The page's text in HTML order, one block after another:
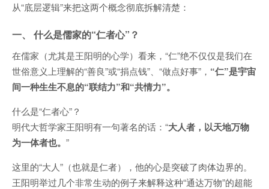
从“底层逻辑”来把这两个概念彻底拆解清楚：
一、 什么是儒家的“仁者心”？
在儒家（尤其是王阳明的心学）看来，“仁”绝不仅仅是我们在
世俗意义上理解的“善良”或“捐点钱”、“做点好事”， “仁”是宇宙
间一种生生不息的“联结力”和“共情力”。
什么是“仁者心”？
明代大哲学家王阳明有一句著名的话：“大人者，以天地万物
为一体者也。 ”
这里的“大人”（也就是仁者），他的心是突破了肉体边界的。
王阳明举过几个非常生动的例子来解释这种“通达万物”的超能